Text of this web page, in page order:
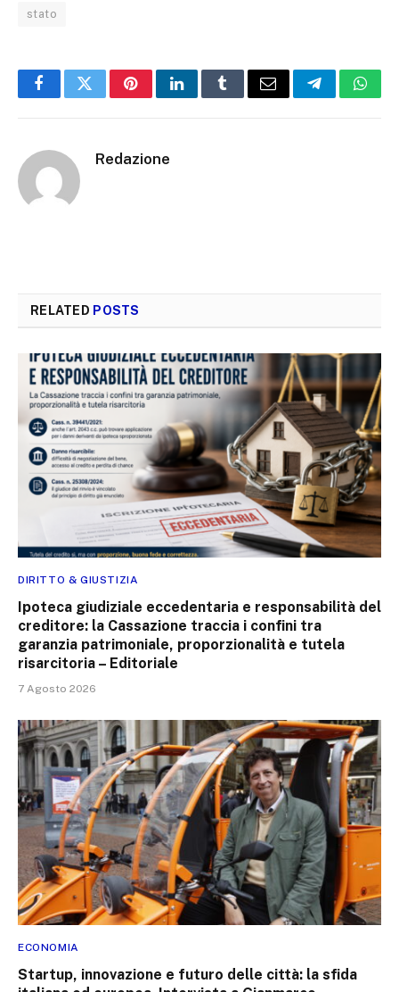
stato
FacebookTwitterPinterestLinkedInTumblrEmail Telegram
Redazione
RELATED POSTS
DIRITTO & GIUSTIZIA
Ipoteca giudiziale eccedentaria e responsabilità del
creditore: la Cassazione traccia i confini tra
garanzia patrimoniale, proporzionalità e tutela
risarcitoria – Editoriale
7 Agosto 2026
ECONOMIA
Startup, innovazione e futuro delle città: la sfida